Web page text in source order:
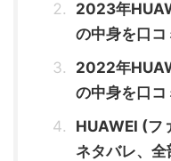
2023年
の中身を口コ
2022年
の中身を口コ
HUAWEI (フ
ネタバレ、